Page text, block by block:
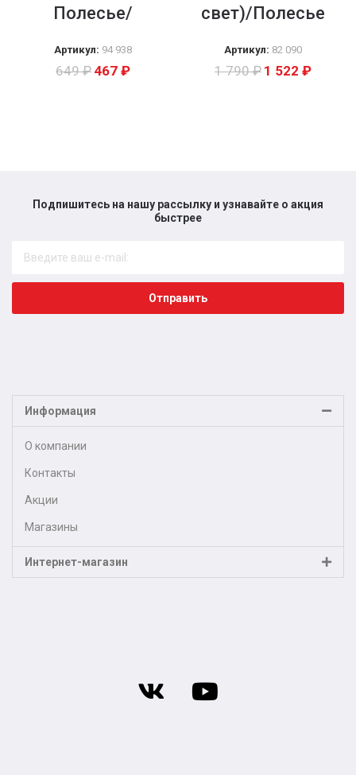
Полесье/
Артикул: 94 938
649₽ 467 ₽
свет)/Полесье
Артикул: 82 090
1 790₽ 1 522 ₽
Подпишитесь на нашу рассылку и узнавайте о акция
быстрее​
Отправить
Информация
О компании
Контакты
Акции
Магазины
Интернет-магазин